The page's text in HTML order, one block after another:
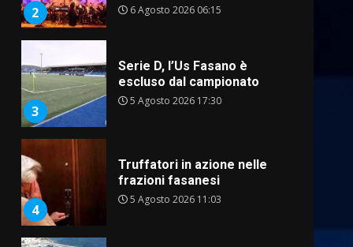
2 6 Agosto 2026 06:15
3
Serie D, l’Us Fasano è
escluso dal campionato
5 Agosto 2026 17:30
4
Truffatori in azione nelle
frazioni fasanesi
5 Agosto 2026 11:03